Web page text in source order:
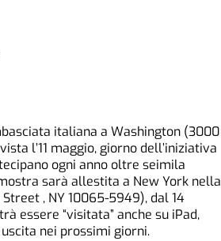
italiana a Washington (3000
l’11 maggio, giorno dell’iniziativa
ogni anno oltre seimila
sarà allestita a New York nella
, NY 10065-5949), dal 14
essere “visitata” anche su iPad,
nei prossimi giorni.